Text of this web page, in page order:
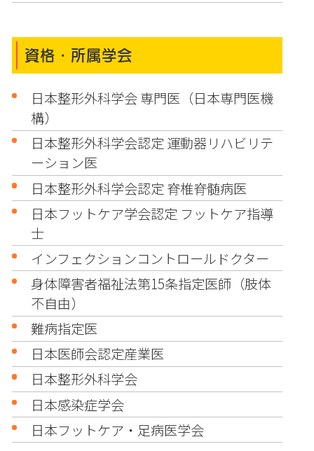
資格・所属学会
日本整形外科学会 専門医（日本専門医機
構）
日本整形外科学会認定 運動器リハビリテ
ーション医
日本整形外科学会認定 脊椎脊髄病医
日本フットケア学会認定 フットケア指導
士
インフェクションコントロールドクター
身体障害者福祉法第15条指定医師（肢体
不自由）
難病指定医
日本医師会認定産業医
日本整形外科学会
日本感染症学会
日本フットケア・足病医学会